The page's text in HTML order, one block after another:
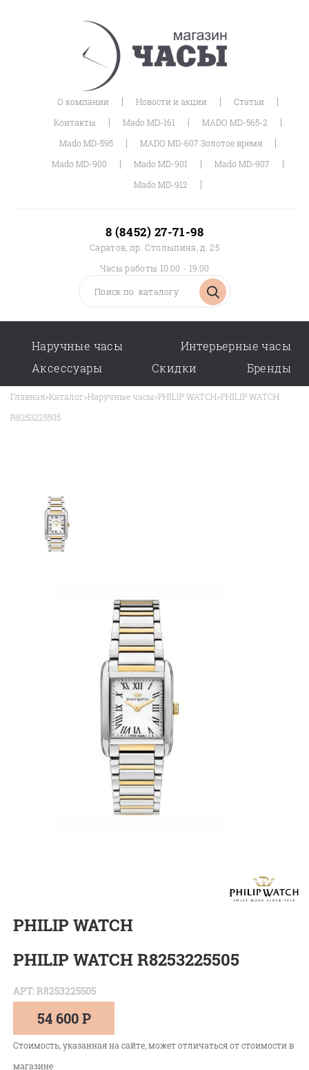
О компании | Новости и акции | Статьи |
Контакты | Mado MD-161 | MADO MD-565-2 |
Mado MD-595 | MADO MD-607 Золотое время |
Mado MD-900 | Mado MD-901 | Mado MD-907 |
Mado MD-912 |
8 (8452) 27-71-98
Саратов, пр. Столыпина, д. 25
Часы работы 10:00 - 19:00
Наручные часы
Интерьерные часы
Аксессуары
Скидки Бренды
Главная>Каталог>Наручные часы>PHILIP WATCH>PHILIP WATCH
R8253225505
PHILIP WATCH
PHILIP WATCH R8253225505
АРТ: R8253225505
54 600 Р
Стоимость, указанная на сайте, может отличаться от стоимости в
магазине